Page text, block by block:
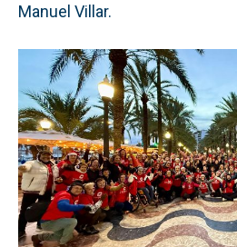
Manuel Villar.